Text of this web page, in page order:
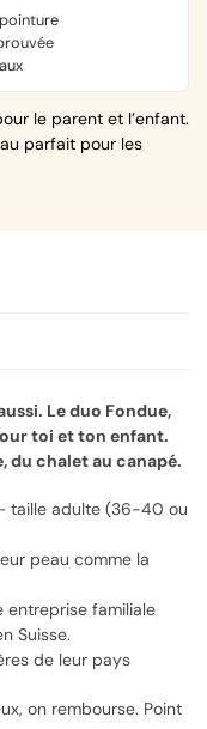
le parent et l’enfant.
parfait pour les
Le duo Fondue,
toi et ton enfant.
du chalet au canapé.
taille adulte (36-40 ou
peau comme la
entreprise familiale
Suisse.
de leur pays
on rembourse. Point